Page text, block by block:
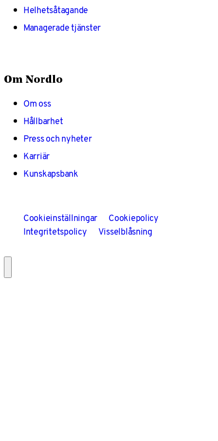
Helhetsåtagande
Managerade tjänster
Om Nordlo
Om oss
Hållbarhet
Press och nyheter
Karriär
Kunskapsbank
Cookieinställningar
Cookiepolicy
Integritetspolicy
Visselblåsning